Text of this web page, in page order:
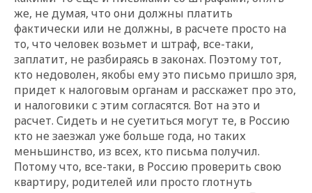
же, не думая, что они должны платить
фактически или не должны, в расчете просто на
то, что человек возьмет и штраф, все-таки,
заплатит, не разбираясь в законах. Поэтому тот,
кто недоволен, якобы ему это письмо пришло зря,
придет к налоговым органам и расскажет про это,
и налоговики с этим согласятся. Вот на это и
расчет. Сидеть и не суетиться могут те, в Россию
кто не заезжал уже больше года, но таких
меньшинство, из всех, кто письма получил.
Потому что, все-таки, в Россию проверить свою
квартиру, родителей или просто глотнуть